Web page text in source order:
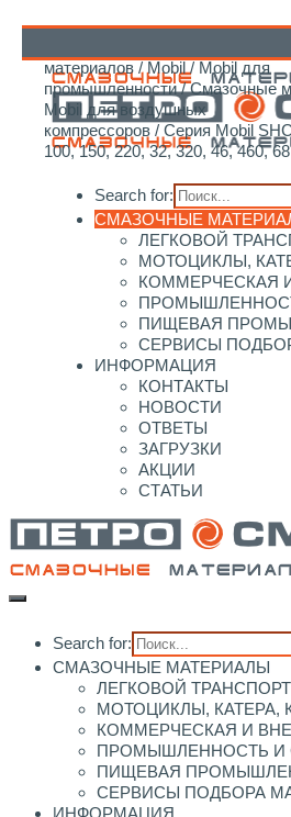
Search for:
СМАЗОЧНЫЕ
ЛЕГКОВОЙ
МОТОЦИКЛЫ,
КОММЕРЧЕСКАЯ
ПИЩЕВАЯ
СЕРВИСЫ
ИНФОРМАЦИЯ
КОНТАКТЫ
НОВОСТИ
ОТВЕТЫ
ЗАГРУЗКИ
АКЦИИ
СТАТЬИ
Search for:
СМАЗОЧНЫЕ МАТЕРИАЛЫ
ЛЕГКОВОЙ
МОТОЦИКЛЫ, КАТЕРА,
КОММЕРЧЕСКАЯ И
ПРОМЫШЛЕННОСТЬ И
ПИЩЕВАЯ
СЕРВИСЫ ПОДБОРА
ИНФОРМАЦИЯ
материалов/Mobil/ Mobil для
промышленности/Смазочные
Mobil для воздушных
компрессоров/ Серия Mobil
100, 150, 220, 32, 320, 46, 460, 68